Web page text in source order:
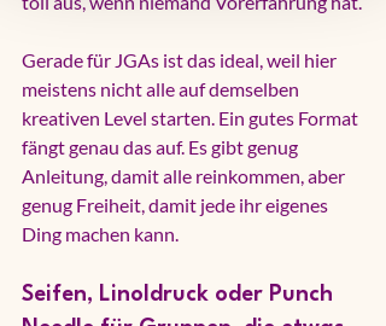
Gerade für JGAs ist das ideal, weil hier
meistens nicht alle auf demselben
kreativen Level starten. Ein gutes Format
fängt genau das auf. Es gibt genug
Anleitung, damit alle reinkommen, aber
genug Freiheit, damit jede ihr eigenes
Ding machen kann.
Seifen, Linoldruck oder Punch